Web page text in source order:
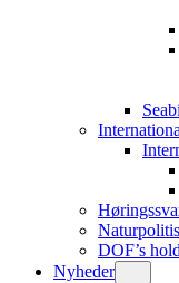
DOF’s
Nyheder